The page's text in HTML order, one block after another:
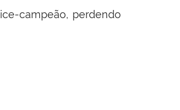
campeão, perdendo